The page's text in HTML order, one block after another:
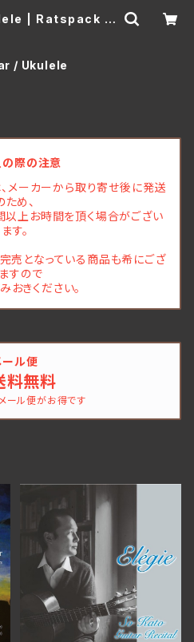
| Ratspack R
/ Ukulele
の際の注意
メーカーから取り寄せ後に発送
ため、
以上お時間を頂く場合がござい
ます。
売となっている商品も希にござ
すので
おきください。
ール便
料無料
ール便がお得です